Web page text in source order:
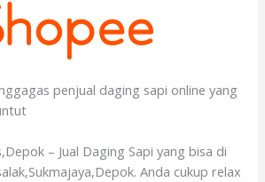
penjual daging sapi online yang
– Jual Daging Sapi yang bisa di
Anda cukup relax